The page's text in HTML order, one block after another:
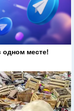
одном месте!